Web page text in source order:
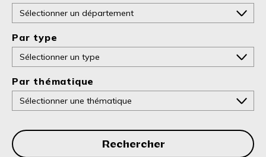
Par type
Par thématique
Rechercher